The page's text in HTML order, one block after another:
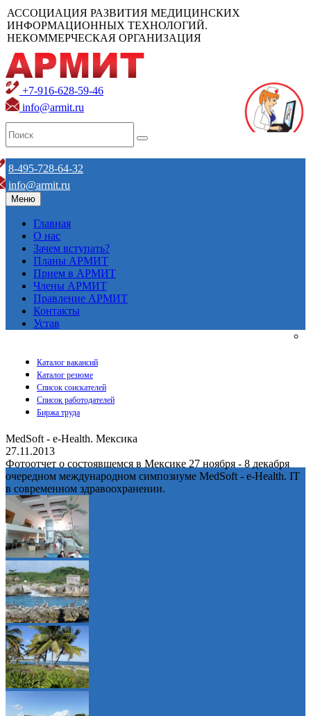
АССОЦИАЦИЯ РАЗВИТИЯ МЕДИЦИНСКИХ
ИНФОРМАЦИОННЫХ ТЕХНОЛОГИЙ.
НЕКОММЕРЧЕСКАЯ ОРГАНИЗАЦИЯ
+7-916-628-59-46
info@armit.ru
8-495-728-64-32
info@armit.ru
Меню
Главная
О нас
Зачем вступать?
Планы АРМИТ
Прием в АРМИТ
Члены АРМИТ
Правление АРМИТ
Контакты
Устав
Каталог вакансий
Каталог резюме
Список соискателей
Список работодателей
Биржа труда
MedSoft - e-Health. Мексика
27.11.2013
Фотоотчет о состоявшемся в Мексике 27 ноября - 8 декабря
очередном международном симпозиуме MedSoft - e-Health. IT
в современном здравоохранении.